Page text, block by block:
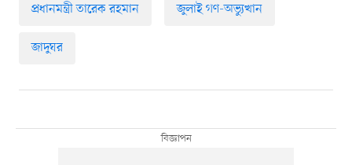
প্রধানমন্ত্রী তারেক রহমান জুলাই গণ-অভ্যুত্থান
জাদুঘর